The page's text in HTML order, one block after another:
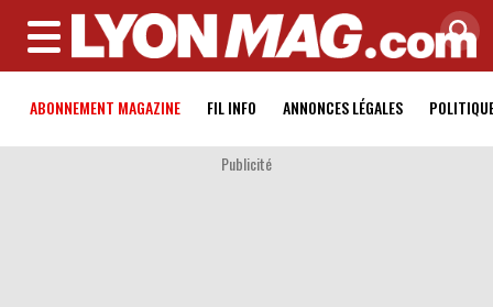
MENU
ABONNEMENT MAGAZINE FIL INFO ANNONCES LÉGALES
Publicité